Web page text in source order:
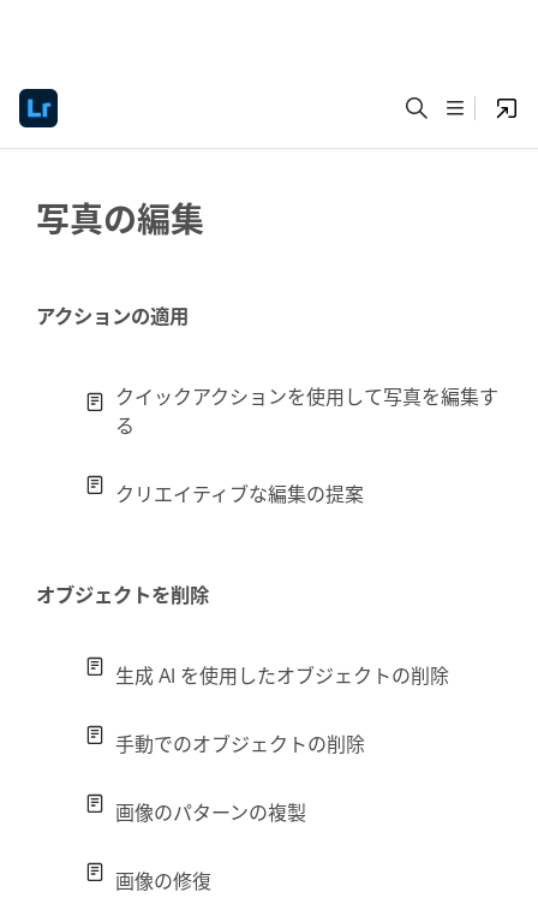
写真の編集
アクションの適用
クイックアクションを使用して写真を編集す
る
クリエイティブな編集の提案
オブジェクトを削除
生成 AI を使用したオブジェクトの削除
手動でのオブジェクトの削除
画像のパターンの複製
画像の修復